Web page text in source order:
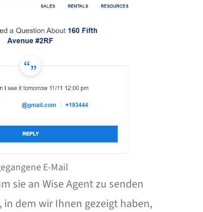
E-Mail
sie an Wise Agent zu senden
dem wir Ihnen gezeigt haben,